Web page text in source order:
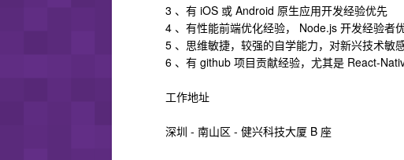
3 、有 iOS 或 Android 原生应用开发经验优先
4 、有性能前端优化经验， Node.js 开发经验者优
5 、思维敏捷，较强的自学能力，对新兴技术敏
6 、有 github 项目贡献经验，尤其是 React-
工作地址
深圳 - 南山区 - 健兴科技大厦 B 座